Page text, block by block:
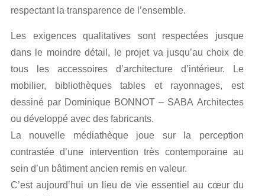
respectant la transparence de l’ensemble.
Les exigences qualitatives sont respectées jusque
dans le moindre détail, le projet va jusqu’au choix de
tous les accessoires d’architecture d’intérieur. Le
mobilier, bibliothèques tables et rayonnages, est
dessiné par Dominique BONNOT – SABA Architectes
ou développé avec des fabricants.
La nouvelle médiathèque joue sur la perception
contrastée d’une intervention très contemporaine au
sein d’un bâtiment ancien remis en valeur.
C’est aujourd’hui un lieu de vie essentiel au cœur du